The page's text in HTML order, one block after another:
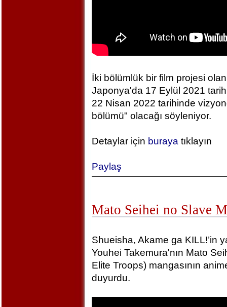
İki bölümlük bir film projesi
Japonya'da 17 Eylül 2021
22 Nisan 2022 tarihinde
bölümü" olacağı söyleniyor.
Detaylar için buraya tıklayın
Paylaş
Mato Seihei no Slave
Shueisha, Akame ga KILL!’in
Youhei Takemura'nın Mato
Elite Troops) mangasının
duyurdu.